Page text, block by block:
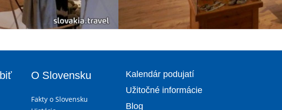
O Slovensku
Fakty o Slovensku
Kalendár podujatí
Užitočné informácie
Blog